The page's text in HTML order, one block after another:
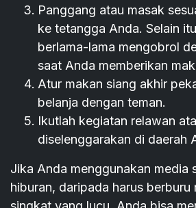
Panggang atau masak
ke tetangga Anda. Selain
berlama-lama mengobrol
saat Anda memberikan
Atur makan siang akhir
belanja dengan teman.
Ikutlah kegiatan relawan
diselenggarakan di daerah
Jika Anda menggunakan media
hiburan, daripada harus berburu